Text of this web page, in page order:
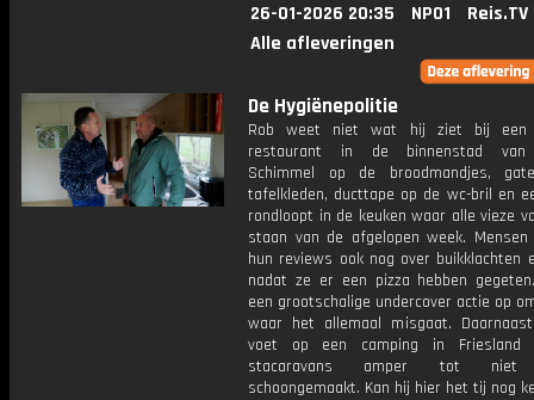
26-01-2026 20:35 NPO1
Reis.TV
Alle afleveringen
De Hygiënepolitie
Rob weet niet wat hij ziet bij een
restaurant in de binnenstad van
Schimmel op de broodmandjes,
tafelkleden, ducttape op de wc-bril en
rondloopt in de keuken waar alle vieze
staan van de afgelopen week.
hun reviews ook nog over buikklachten
nadat ze er een pizza hebben
een grootschalige undercover actie op
waar het allemaal misgaat.
voet op een camping in Friesland
stacaravans amper tot niet
schoongemaakt. Kan hij hier het tij nog